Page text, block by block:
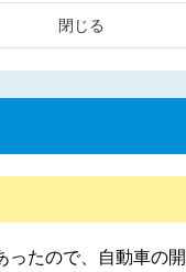
閉じる
たので、自動車の